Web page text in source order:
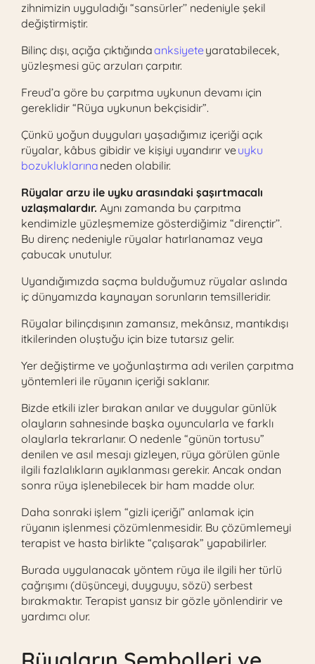
zihnimizin uyguladığı “sansürler’’ nedeniyle şekil
değiştirmiştir.
Bilinç dışı, açığa çıktığındaanksiyeteyaratabilecek,
yüzleşmesi güç arzuları çarpıtır.
Freud’a göre bu çarpıtma uykunun devamı için
gereklidir “Rüya uykunun bekçisidir”.
Çünkü yoğun duyguları yaşadığımız içeriği açık
rüyalar, kâbus gibidir ve kişiyi uyandırır veuyku
bozukluklarına neden olabilir.
Rüyalar arzu ile uyku arasındaki şaşırtmacalı
uzlaşmalardır. Aynı zamanda bu çarpıtma
kendimizle yüzleşmemize gösterdiğimiz “dirençtir’’.
Bu direnç nedeniyle rüyalar hatırlanamaz veya
çabucak unutulur.
Uyandığımızda saçma bulduğumuz rüyalar aslında
iç dünyamızda kaynayan sorunların temsilleridir.
Rüyalar bilinçdışının zamansız, mekânsız, mantıkdışı
itkilerinden oluştuğu için bize tutarsız gelir.
Yer değiştirme ve yoğunlaştırma adı verilen çarpıtma
yöntemleri ile rüyanın içeriği saklanır.
Bizde etkili izler bırakan anılar ve duygular günlük
olayların sahnesinde başka oyuncularla ve farklı
olaylarla tekrarlanır. O nedenle “günün tortusu”
denilen ve asıl mesajı gizleyen, rüya görülen günle
ilgili fazlalıkların ayıklanması gerekir. Ancak ondan
sonra rüya işlenebilecek bir ham madde olur.
Daha sonraki işlem “gizli içeriği” anlamak için
rüyanın işlenmesi çözümlenmesidir. Bu çözümlemeyi
terapist ve hasta birlikte “çalışarak” yapabilirler.
Burada uygulanacak yöntem rüya ile ilgili her türlü
çağrışımı (düşünceyi, duyguyu, sözü) serbest
bırakmaktır. Terapist yansız bir gözle yönlendirir ve
yardımcı olur.